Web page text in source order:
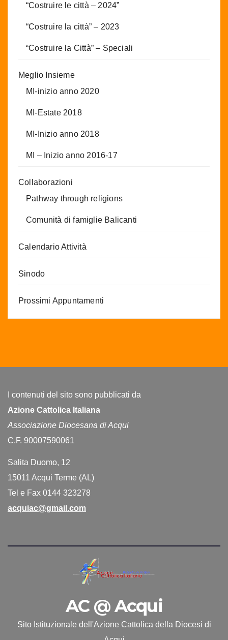
“Costruire le città – 2024”
“Costruire la città” – 2023
“Costruire la Città” – Speciali
Meglio Insieme
MI-inizio anno 2020
MI-Estate 2018
MI-Inizio anno 2018
MI – Inizio anno 2016-17
Collaborazioni
Pathway through religions
Comunità di famiglie Balicanti
Calendario Attività
Sinodo
Prossimi Appuntamenti
I contenuti del sito sono pubblicati da
Azione Cattolica Italiana
Associazione Diocesana di Acqui
C.F. 90007590061
Salita Duomo, 12
15011 Acqui Terme (AL)
Tel e Fax 0144 323278
acquiac@gmail.com
AC @ Acqui
Sito Istituzionale dell'Azione Cattolica della Diocesi di